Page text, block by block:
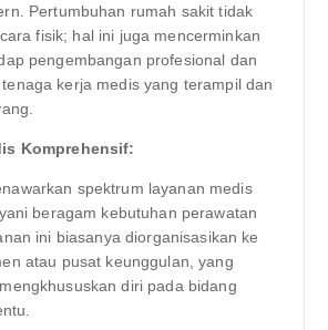
Pertumbuhan rumah sakit tidak
fisik; hal ini juga mencerminkan
pengembangan profesional dan
kerja medis yang terampil dan
Komprehensif:
spektrum layanan medis
beragam kebutuhan perawatan
ini biasanya diorganisasikan ke
atau pusat keunggulan, yang
diri pada bidang